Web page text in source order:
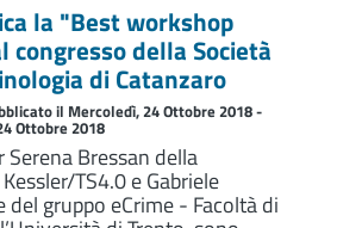
la "Best workshop
della Società
di Catanzaro
il Mercoledì, 24 Ottobre 2018 -
Ottobre 2018
Bressan della
TS4.0 e Gabriele
gruppo eCrime - Facoltà di